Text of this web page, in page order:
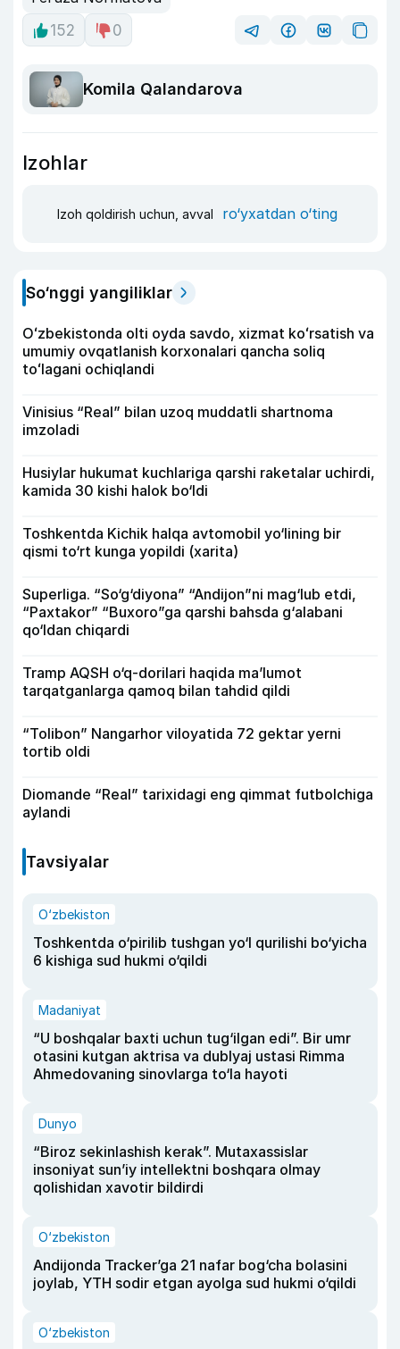
152
0
Komila Qalandarova
Izohlar
Izoh qoldirish uchun, avval ro‘yxatdan o‘ting
So‘nggi yangiliklar
Oʻzbekistonda olti oyda savdo, xizmat koʻrsatish va
umumiy ovqatlanish korxonalari qancha soliq
toʻlagani ochiqlandi
Vinisius “Real” bilan uzoq muddatli shartnoma
imzoladi
Husiylar hukumat kuchlariga qarshi raketalar uchirdi,
kamida 30 kishi halok bo‘ldi
Toshkentda Kichik halqa avtomobil yo‘lining bir
qismi to‘rt kunga yopildi (xarita)
Superliga. “So‘g‘diyona” “Andijon”ni mag‘lub etdi,
“Paxtakor” “Buxoro”ga qarshi bahsda g‘alabani
qo‘ldan chiqardi
Tramp AQSH o‘q-dorilari haqida ma’lumot
tarqatganlarga qamoq bilan tahdid qildi
“Tolibon” Nangarhor viloyatida 72 gektar yerni
tortib oldi
Diomande “Real” tarixidagi eng qimmat futbolchiga
aylandi
Tavsiyalar
O‘zbekiston
Toshkentda o‘pirilib tushgan yo‘l qurilishi bo‘yicha
6 kishiga sud hukmi o‘qildi
Madaniyat
“U boshqalar baxti uchun tug‘ilgan edi”. Bir umr
otasini kutgan aktrisa va dublyaj ustasi Rimma
Ahmedovaning sinovlarga to‘la hayoti
Dunyo
“Biroz sekinlashish kerak”. Mutaxassislar
insoniyat sun’iy intellektni boshqara olmay
qolishidan xavotir bildirdi
O‘zbekiston
Andijonda Tracker’ga 21 nafar bog‘cha bolasini
joylab, YTH sodir etgan ayolga sud hukmi o‘qildi
O‘zbekiston